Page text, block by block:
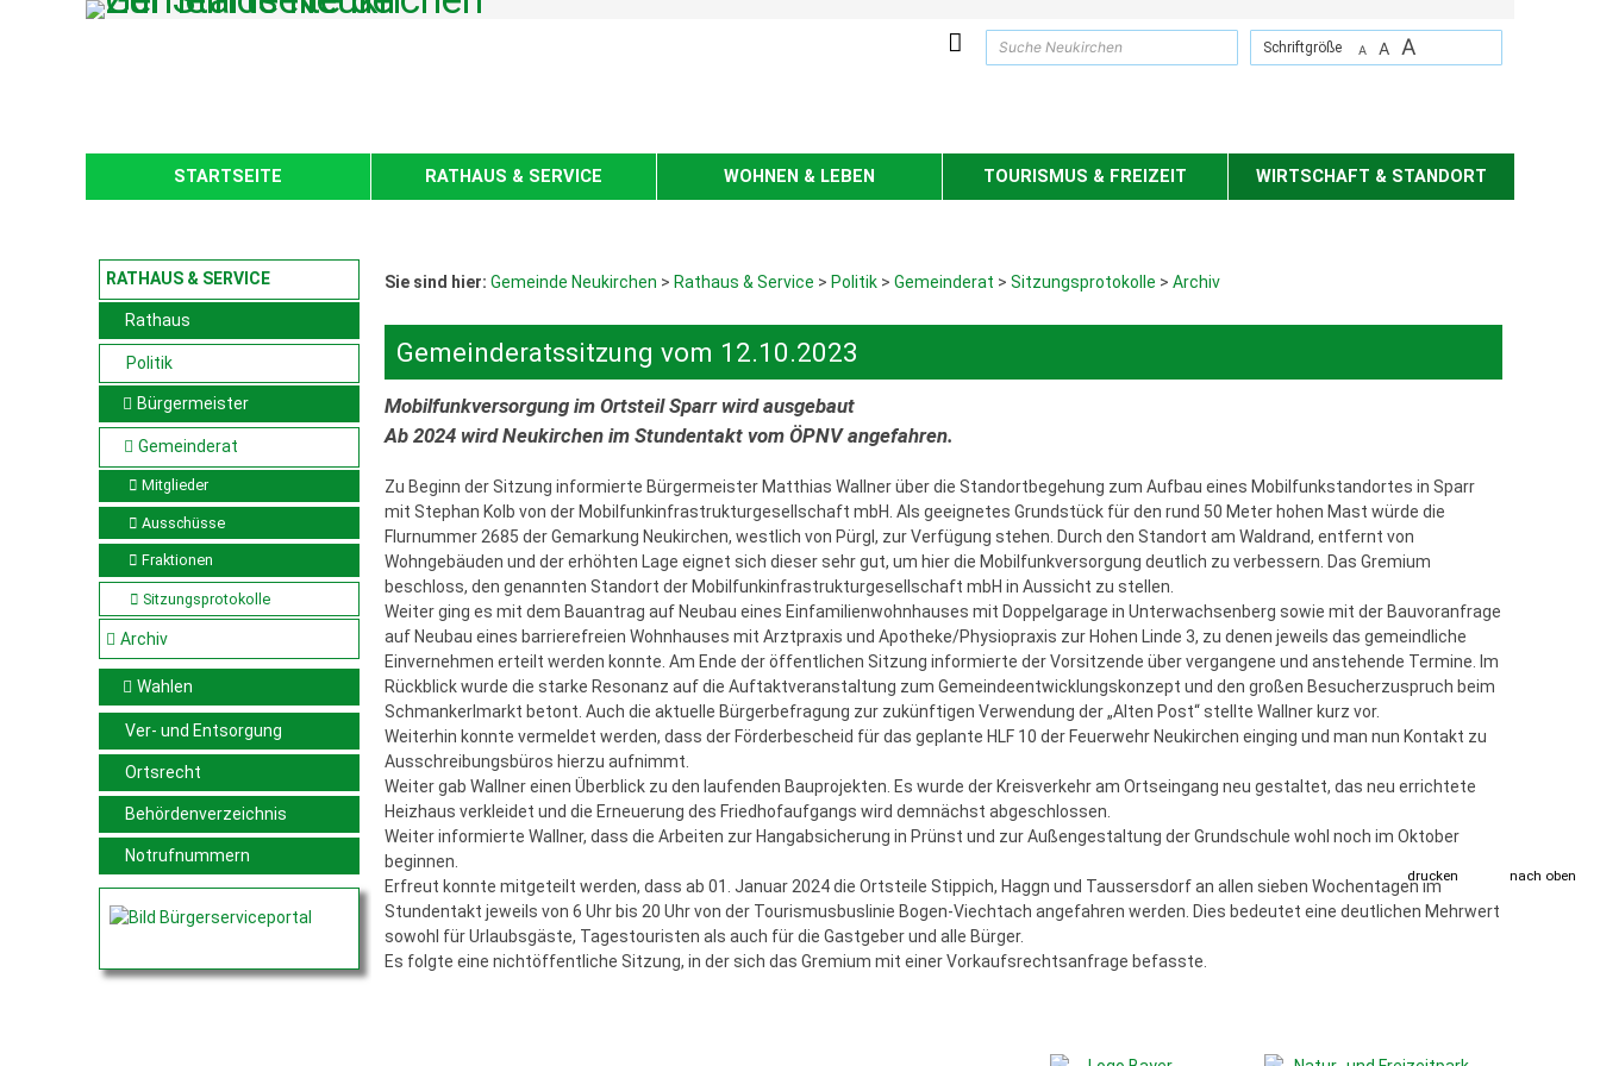
zur Navigationoderzur Startseitespringen.
Schriftgröße A A A
STARTSEITE RATHAUS & SERVICE WOHNEN & LEBEN TOURISMUS & FREIZEIT WIRTSCHAFT & STANDORT
RATHAUS & SERVICE
Rathaus
Politik
Bürgermeister
Gemeinderat
Mitglieder
Ausschüsse
Fraktionen
Sitzungsprotokolle
Archiv
Wahlen
Ver- und Entsorgung
Ortsrecht
Behördenverzeichnis
Notrufnummern
Sie sind hier: Gemeinde Neukirchen > Rathaus & Service > Politik> Gemeinderat > Sitzungsprotokolle > Archiv
Gemeinderatssitzung vom 12.10.2023
Mobilfunkversorgung im Ortsteil Sparr wird ausgebaut
Ab 2024 wird Neukirchen im Stundentakt vom ÖPNV angefahren.
Zu Beginn der Sitzung informierte Bürgermeister Matthias Wallner über die Standortbegehung zum Aufbau eines Mobilfunkstandortes in Sparr
mit Stephan Kolb von der Mobilfunkinfrastrukturgesellschaft mbH. Als geeignetes Grundstück für den rund 50 Meter hohen Mast würde die
Flurnummer 2685 der Gemarkung Neukirchen, westlich von Pürgl, zur Verfügung stehen. Durch den Standort am Waldrand, entfernt von
Wohngebäuden und der erhöhten Lage eignet sich dieser sehr gut, um hier die Mobilfunkversorgung deutlich zu verbessern. Das Gremium
beschloss, den genannten Standort der Mobilfunkinfrastrukturgesellschaft mbH in Aussicht zu stellen.
Weiter ging es mit dem Bauantrag auf Neubau eines Einfamilienwohnhauses mit Doppelgarage in Unterwachsenberg sowie mit der Bauvoranfrage
auf Neubau eines barrierefreien Wohnhauses mit Arztpraxis und Apotheke/Physiopraxis zur Hohen Linde 3, zu denen jeweils das gemeindliche
Einvernehmen erteilt werden konnte. Am Ende der öffentlichen Sitzung informierte der Vorsitzende über vergangene und anstehende Termine. Im
Rückblick wurde die starke Resonanz auf die Auftaktveranstaltung zum Gemeindeentwicklungskonzept und den großen Besucherzuspruch beim
Schmankerlmarkt betont. Auch die aktuelle Bürgerbefragung zur zukünftigen Verwendung der „Alten Post“ stellte Wallner kurz vor.
Weiterhin konnte vermeldet werden, dass der Förderbescheid für das geplante HLF 10 der Feuerwehr Neukirchen einging und man nun Kontakt zu
Ausschreibungsbüros hierzu aufnimmt.
Weiter gab Wallner einen Überblick zu den laufenden Bauprojekten. Es wurde der Kreisverkehr am Ortseingang neu gestaltet, das neu errichtete
Heizhaus verkleidet und die Erneuerung des Friedhofaufgangs wird demnächst abgeschlossen.
Weiter informierte Wallner, dass die Arbeiten zur Hangabsicherung in Prünst und zur Außengestaltung der Grundschule wohl noch im Oktober
beginnen.
Erfreut konnte mitgeteilt werden, dass ab 01. Januar 2024 die Ortsteile Stippich, Haggn und Taussersdorf an allen sieben Wochentagen im
Stundentakt jeweils von 6 Uhr bis 20 Uhr von der Tourismusbuslinie Bogen-Viechtach angefahren werden. Dies bedeutet eine deutlichen Mehrwert
sowohl für Urlaubsgäste, Tagestouristen als auch für die Gastgeber und alle Bürger.
Es folgte eine nichtöffentliche Sitzung, in der sich das Gremium mit einer Vorkaufsrechtsanfrage befasste.
drucken nach oben